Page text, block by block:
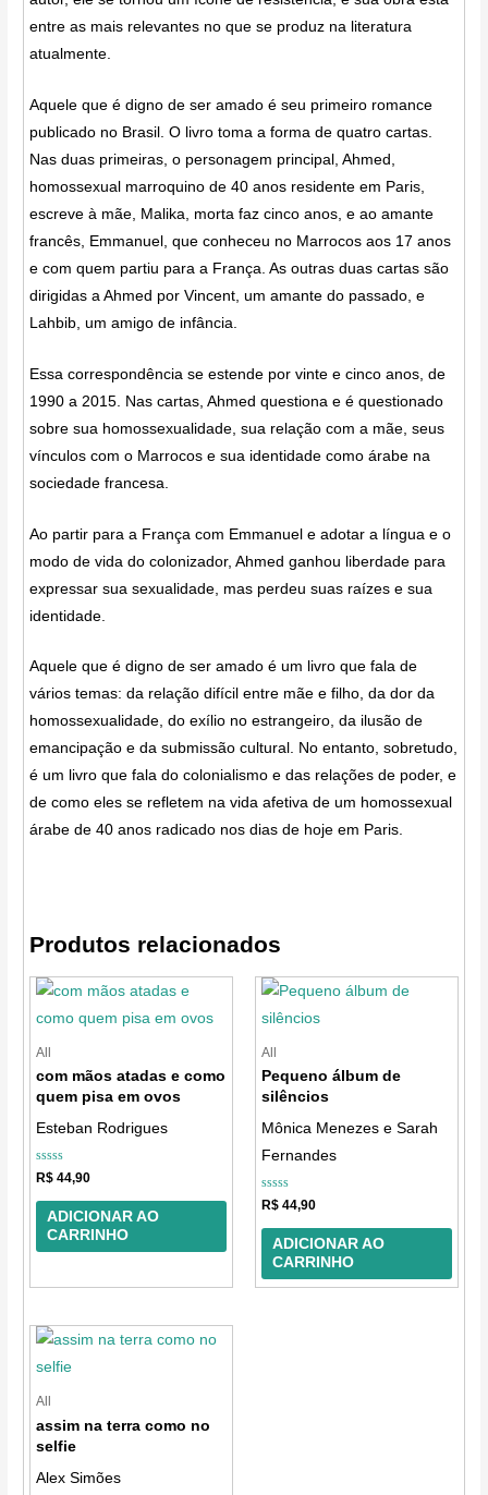
entre as mais relevantes no que se produz na literatura
atualmente.
Aquele que é digno de ser amado é seu primeiro romance
publicado no Brasil. O livro toma a forma de quatro cartas.
Nas duas primeiras, o personagem principal, Ahmed,
homossexual marroquino de 40 anos residente em Paris,
escreve à mãe, Malika, morta faz cinco anos, e ao amante
francês, Emmanuel, que conheceu no Marrocos aos 17 anos
e com quem partiu para a França. As outras duas cartas são
dirigidas a Ahmed por Vincent, um amante do passado, e
Lahbib, um amigo de infância.
Essa correspondência se estende por vinte e cinco anos, de
1990 a 2015. Nas cartas, Ahmed questiona e é questionado
sobre sua homossexualidade, sua relação com a mãe, seus
vínculos com o Marrocos e sua identidade como árabe na
sociedade francesa.
Ao partir para a França com Emmanuel e adotar a língua e o
modo de vida do colonizador, Ahmed ganhou liberdade para
expressar sua sexualidade, mas perdeu suas raízes e sua
identidade.
Aquele que é digno de ser amado é um livro que fala de
vários temas: da relação difícil entre mãe e filho, da dor da
homossexualidade, do exílio no estrangeiro, da ilusão de
emancipação e da submissão cultural. No entanto, sobretudo,
é um livro que fala do colonialismo e das relações de poder, e
de como eles se refletem na vida afetiva de um homossexual
árabe de 40 anos radicado nos dias de hoje em Paris.
Produtos relacionados
All
com mãos atadas e como
quem pisa em ovos
Esteban Rodrigues
Avaliação
0
de
R$ 44,90
ADICIONAR AO
CARRINHO
All
Pequeno álbum de
silêncios
Mônica Menezes e Sarah
Fernandes
Avaliação
0
de
R$ 44,90
ADICIONAR AO
CARRINHO
All
assim na terra como no
selfie
Alex Simões